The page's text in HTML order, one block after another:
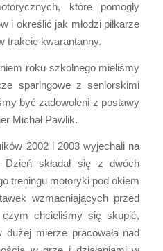
które pomogły
i określić jak młodzi piłkarze
trakcie kwarantanny.
roku szkolnego mieliśmy
sparingowe z seniorskimi
być zadowoleni z postawy
Michał Pawlik.
2002 i 2003 wyjechali na
składał się z dwóch
treningu motoryki pod okiem
wzmacniających przed
chcieliśmy się skupić,
dużej mierze pracowała nad